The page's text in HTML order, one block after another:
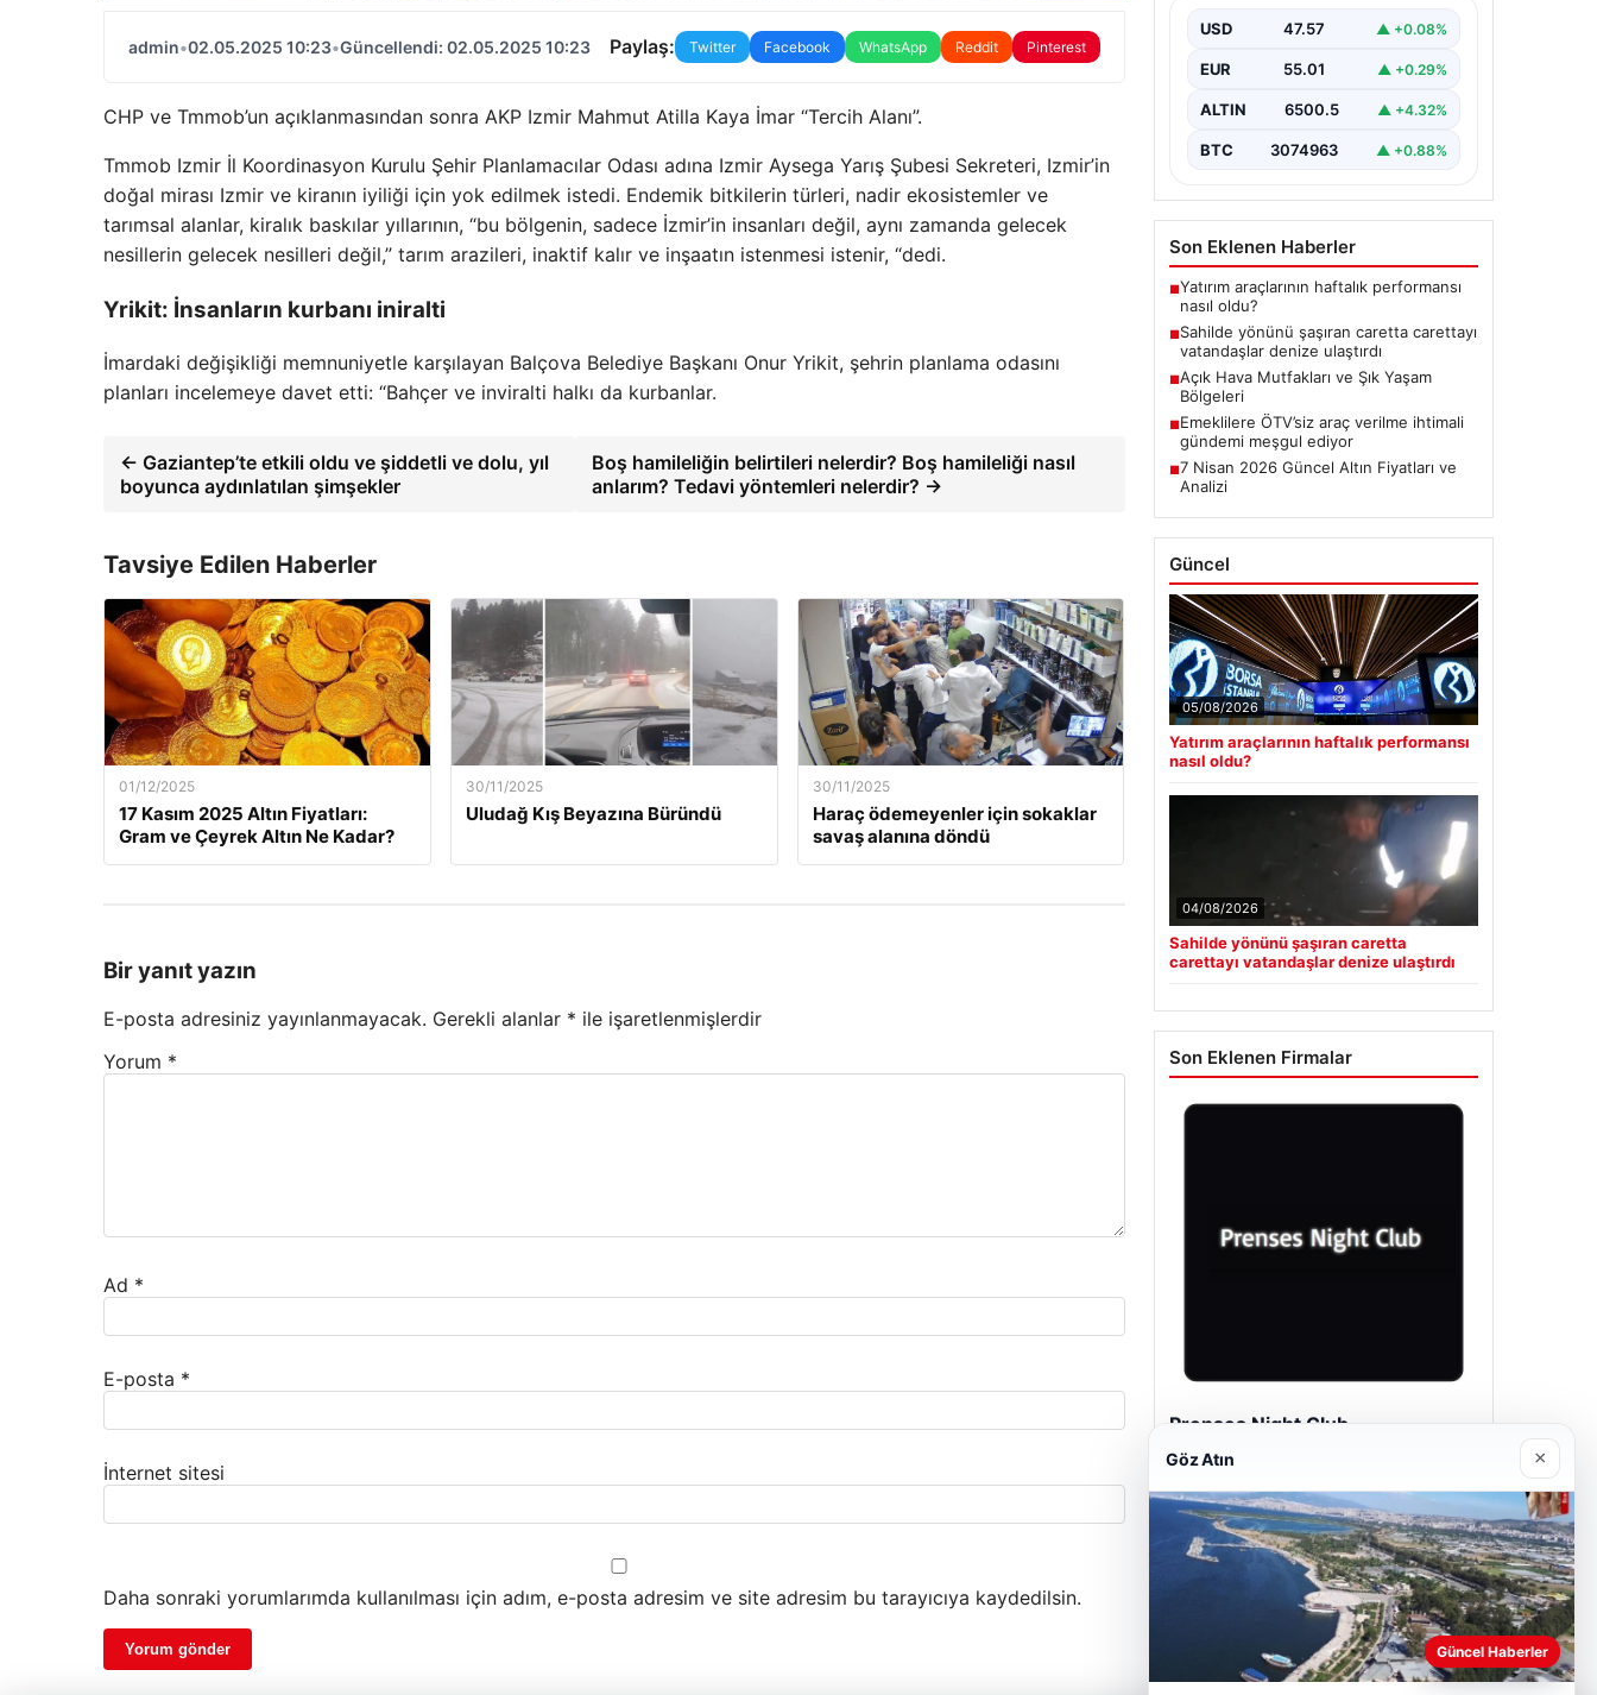
admin•02.05.2025 10:23•Güncellendi: 02.05.2025 10:23 Paylaş: Twitter Facebook WhatsApp Reddit Pinterest
CHP ve Tmmob’un açıklanmasından sonra AKP Izmir Mahmut Atilla Kaya İmar “Tercih Alanı”.
Tmmob Izmir İl Koordinasyon Kurulu Şehir Planlamacılar Odası adına Izmir Aysega Yarış Şubesi Sekreteri, Izmir’in
doğal mirası Izmir ve kiranın iyiliği için yok edilmek istedi. Endemik bitkilerin türleri, nadir ekosistemler ve
tarımsal alanlar, kiralık baskılar yıllarının, “bu bölgenin, sadece İzmir’in insanları değil, aynı zamanda gelecek
nesillerin gelecek nesilleri değil,” tarım arazileri, inaktif kalır ve inşaatın istenmesi istenir, “dedi.
Yrikit: İnsanların kurbanı iniralti
İmardaki değişikliği memnuniyetle karşılayan Balçova Belediye Başkanı Onur Yrikit, şehrin planlama odasını
planları incelemeye davet etti: “Bahçer ve inviralti halkı da kurbanlar.
← Gaziantep’te etkili oldu ve şiddetli ve dolu, yıl
boyunca aydınlatılan şimşekler
Boş hamileliğin belirtileri nelerdir? Boş hamileliği nasıl
anlarım? Tedavi yöntemleri nelerdir? →
Tavsiye Edilen Haberler
01/12/2025
17 Kasım 2025 Altın Fiyatları:
Gram ve Çeyrek Altın Ne Kadar?
30/11/2025
Uludağ Kış Beyazına Büründü
30/11/2025
Haraç ödemeyenler için sokaklar
savaş alanına döndü
Bir yanıt yazın
E-posta adresiniz yayınlanmayacak. Gerekli alanlar * ile işaretlenmişlerdir
Yorum *
Ad *
E-posta *
İnternet sitesi
Daha sonraki yorumlarımda kullanılması için adım, e-posta adresim ve site adresim bu tarayıcıya kaydedilsin.
04.08.2026
Açık Hava Mutfakları ve
Baştan başa müstakil konutlarda
ikamet eden…
ALTIN 6500.5 ▲ +4.32%
BTC
Son Eklenen Haberler
Yatırım araçlarının haftalık performansı
nasıl oldu?
Sahilde yönünü şaşıran caretta carettayı
vatandaşlar denize ulaştırdı
■Açık Hava Mutfakları ve Şık Yaşam
Bölgeleri
■Emeklilere ÖTV’siz araç verilme ihtimali
gündemi meşgul ediyor
■7 Nisan 2026 Güncel Altın Fiyatları ve
Analizi
Güncel
Yatırım araçlarının haftalık performansı
nasıl oldu?
04/08/2026
Sahilde yönünü şaşıran caretta
Son Eklenen Firmalar
Prenses Night Club
Göz Atın ×
Güncel Haberler